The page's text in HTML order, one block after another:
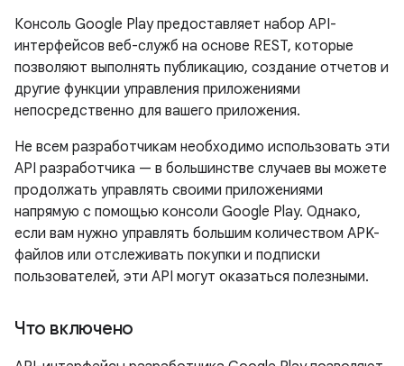
Консоль Google Play предоставляет набор API-
интерфейсов веб-служб на основе REST, которые
позволяют выполнять публикацию, создание отчетов и
другие функции управления приложениями
непосредственно для вашего приложения.
Не всем разработчикам необходимо использовать эти
API разработчика — в большинстве случаев вы можете
продолжать управлять своими приложениями
напрямую с помощью консоли Google Play. Однако,
если вам нужно управлять большим количеством APK-
файлов или отслеживать покупки и подписки
пользователей, эти API могут оказаться полезными.
Что включено